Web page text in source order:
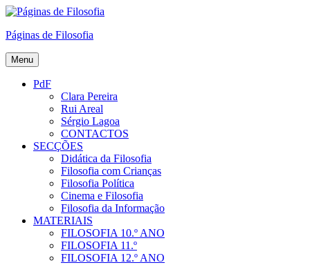
Skip
content
Páginas de Filosofia
Menu
PdF
Clara Pereira
Rui Areal
Sérgio Lagoa
CONTACTOS
SECÇÕES
Didática da Filosofia
Filosofia com Crianças
Filosofia Política
Cinema e Filosofia
Filosofia da Informação
MATERIAIS
FILOSOFIA 10.º ANO
FILOSOFIA 11.º
FILOSOFIA 12.º ANO